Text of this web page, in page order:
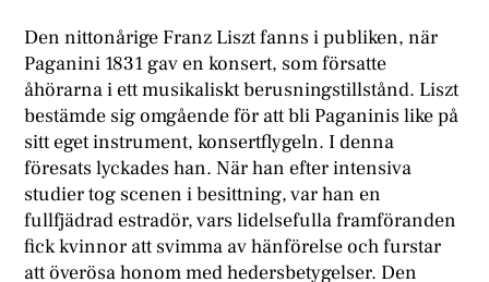
Den nittonårige Franz Liszt fanns i publiken, när
Paganini 1831 gav en konsert, som försatte
åhörarna i ett musikaliskt berusningstillstånd. Liszt
bestämde sig omgående för att bli Paganinis like på
sitt eget instrument, konsertflygeln. I denna
föresats lyckades han. När han efter intensiva
studier tog scenen i besittning, var han en
fullfjädrad estradör, vars lidelsefulla framföranden
fick kvinnor att svimma av hänförelse och furstar
att överösa honom med hedersbetygelser. Den